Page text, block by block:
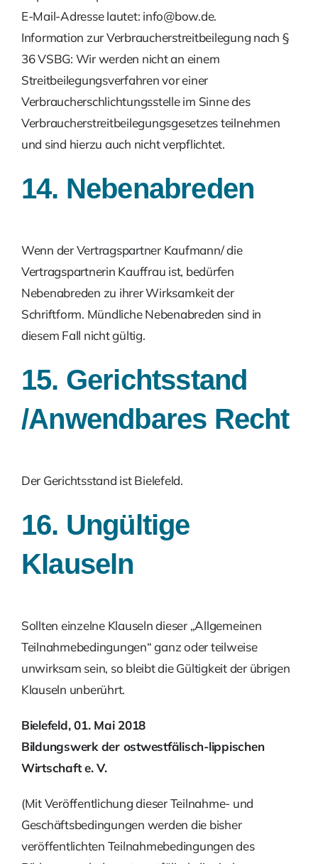
E-Mail-Adresse lautet: info@bow.de.
Information zur Verbraucherstreitbeilegung nach §
36 VSBG: Wir werden nicht an einem
Streitbeilegungsverfahren vor einer
Verbraucherschlichtungsstelle im Sinne des
Verbraucherstreitbeilegungsgesetzes teilnehmen
und sind hierzu auch nicht verpflichtet.
14. Nebenabreden
Wenn der Vertragspartner Kaufmann/ die
Vertragspartnerin Kauffrau ist, bedürfen
Nebenabreden zu ihrer Wirksamkeit der
Schriftform. Mündliche Nebenabreden sind in
diesem Fall nicht gültig.
15. Gerichtsstand
/Anwendbares Recht
Der Gerichtsstand ist Bielefeld.
16. Ungültige
Klauseln
Sollten einzelne Klauseln dieser „Allgemeinen
Teilnahmebedingungen“ ganz oder teilweise
unwirksam sein, so bleibt die Gültigkeit der übrigen
Klauseln unberührt.
Bielefeld, 01. Mai 2018
Bildungswerk der ostwestfälisch-lippischen
Wirtschaft e. V.
(Mit Veröffentlichung dieser Teilnahme- und
Geschäftsbedingungen werden die bisher
veröffentlichten Teilnahmebedingungen des